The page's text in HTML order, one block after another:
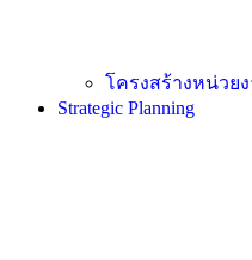
โครงสร้างหน่วย
Strategic Planning